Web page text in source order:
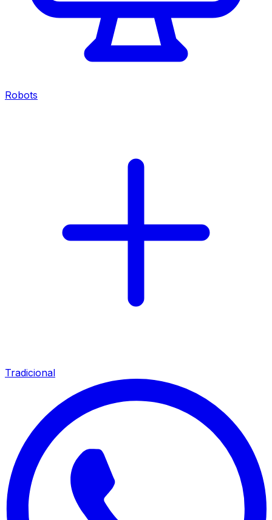
Robots
Tradicional